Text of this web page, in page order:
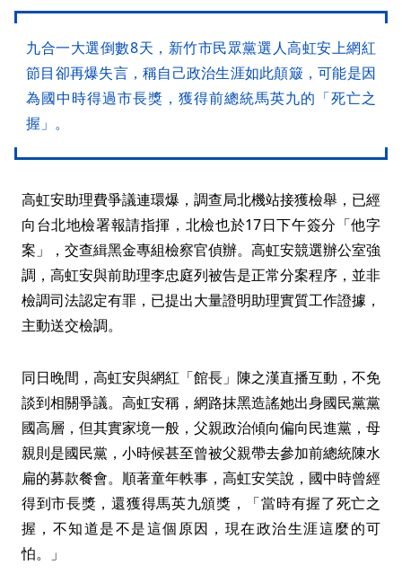
九合一大選倒數8天，新竹市民眾黨選人高虹安上網紅
節目卻再爆失言，稱自己政治生涯如此顛簸，可能是因
為國中時得過市長獎，獲得前總統馬英九的「死亡之
握」。
高虹安助理費爭議連環爆，調查局北機站接獲檢舉，已經
向台北地檢署報請指揮，北檢也於17日下午簽分「他字
案」，交查緝黑金專組檢察官偵辦。高虹安競選辦公室強
調，高虹安與前助理李忠庭列被告是正常分案程序，並非
檢調司法認定有罪，已提出大量證明助理實質工作證據，
主動送交檢調。
同日晚間，高虹安與網紅「館長」陳之漢直播互動，不免
談到相關爭議。高虹安稱，網路抹黑造謠她出身國民黨黨
國高層，但其實家境一般，父親政治傾向偏向民進黨，母
親則是國民黨，小時候甚至曾被父親帶去參加前總統陳水
扁的募款餐會。順著童年軼事，高虹安笑說，國中時曾經
得到市長獎，還獲得馬英九頒獎，「當時有握了死亡之
握，不知道是不是這個原因，現在政治生涯這麼的可
怕。」